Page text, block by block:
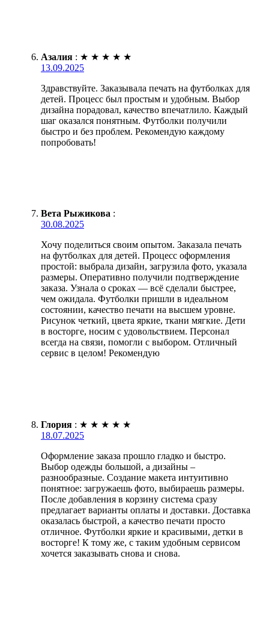
Азалия : ★ ★ ★ ★ ★
13.09.2025
Здравствуйте. Заказывала печать на футболках для
детей. Процесс был простым и удобным. Выбор
дизайна порадовал, качество впечатлило. Каждый
шаг оказался понятным. Футболки получили
быстро и без проблем. Рекомендую каждому
попробовать!
Вета Рыжикова :
30.08.2025
Хочу поделиться своим опытом. Заказала печать
на футболках для детей. Процесс оформления
простой: выбрала дизайн, загрузила фото, указала
размеры. Оперативно получили подтверждение
заказа. Узнала о сроках — всё сделали быстрее,
чем ожидала. Футболки пришли в идеальном
состоянии, качество печати на высшем уровне.
Рисунок четкий, цвета яркие, ткани мягкие. Дети
в восторге, носим с удовольствием. Персонал
всегда на связи, помогли с выбором. Отличный
сервис в целом! Рекомендую
Глория : ★ ★ ★ ★ ★
18.07.2025
Оформление заказа прошло гладко и быстро.
Выбор одежды большой, а дизайны –
разнообразные. Создание макета интуитивно
понятное: загружаешь фото, выбираешь размеры.
После добавления в корзину система сразу
предлагает варианты оплаты и доставки. Доставка
оказалась быстрой, а качество печати просто
отличное. Футболки яркие и красивыми, детки в
восторге! К тому же, с таким удобным сервисом
хочется заказывать снова и снова.